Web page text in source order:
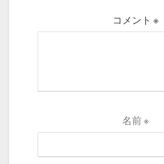
コメント ※
名前 ※